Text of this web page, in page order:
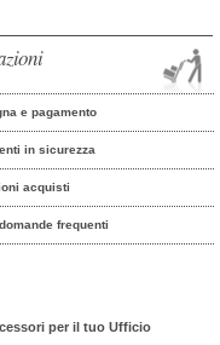
e pagamento
in sicurezza
acquisti
frequenti
per il tuo Ufficio